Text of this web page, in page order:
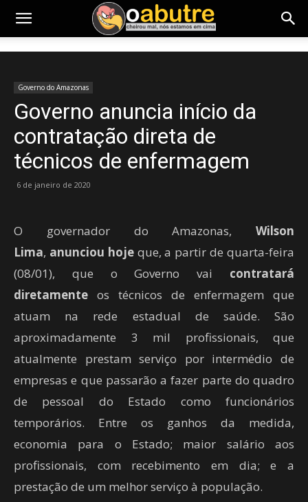
Governo do Amazonas
Governo anuncia início da
contratação direta de
técnicos de enfermagem
6 de janeiro de 2020
O governador do Amazonas, Wilson
Lima, anunciou hojeque, a partir de quarta-feira
(08/01), que o Governo vai contratará
diretamente os técnicos de enfermagem que
atuam na rede estadual de saúde. São
aproximadamente 3 mil profissionais, que
atualmente prestam serviço por intermédio de
empresas e que passarão a fazer parte do quadro
de pessoal do Estado como funcionários
temporários. Entre os ganhos da medida,
economia para o Estado; maior salário aos
profissionais, com recebimento em dia; e a
prestação de um melhor serviço à população.